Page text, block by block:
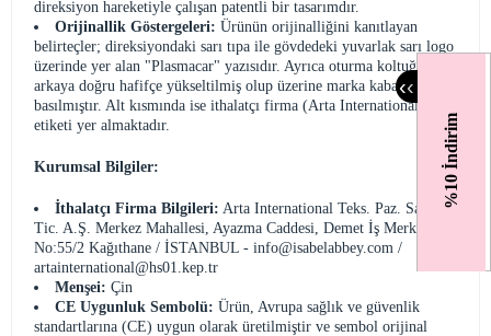
%10 İndirim
‹‹
direksiyon hareketiyle çalışan patentli bir tasarımdır.
Orijinallik Göstergeleri: Ürünün orijinalliğini kanıtlayan
belirteçler; direksiyondaki sarı tıpa ile gövdedeki yuvarlak sarı logo
üzerinde yer alan "Plasmacar" yazısıdır. Ayrıca oturma koltuğu
arkaya doğru hafifçe yükseltilmiş olup üzerine marka kabartması
basılmıştır. Alt kısmında ise ithalatçı firma (Arta International) bilgi
etiketi yer almaktadır.
Kurumsal Bilgiler:
İthalatçı Firma Bilgileri: Arta International Teks. Paz. San. Ve
Tic. A.Ş. Merkez Mahallesi, Ayazma Caddesi, Demet İş Merkezi
No:55/2 Kağıthane / İSTANBUL - info@isabelabbey.com /
artainternational@hs01.kep.tr
Menşei: Çin
CE Uygunluk Sembolü: Ürün, Avrupa sağlık ve güvenlik
standartlarına (CE) uygun olarak üretilmiştir ve sembol orijinal